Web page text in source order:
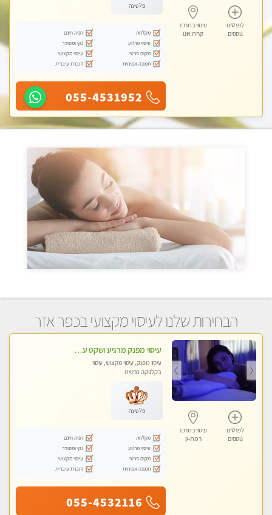
לפרטים
נוספים
עיסוי במרכז
קרית אונו
פלטינה
מקלחת
חניה חינם
עיסוי מרגיע
נקי ומסודר
מקום פרטי
עיסוי מקצועי
תמונה אמיתית
דוברת עיברית
055-4531952
הבחירות שלנו לעיסוי מקצועי בכפר אזר
לפרטים
נוספים
עיסוי במרכז
רמת-גן
עיסוי מפנק מרגיע ושקט עיסוי מושקע מאוד לכל שרירי הגוף...מומלץ!! פרטי !!
עיסוי מפנק, עיסוי מקצועי, עיסוי
בקלניקה פרטית
פלטינה
מקלחת
חניה חינם
עיסוי מרגיע
נקי ומסודר
מקום פרטי
עיסוי מקצועי
תמונה אמיתית
דוברת עיברית
055-4532116